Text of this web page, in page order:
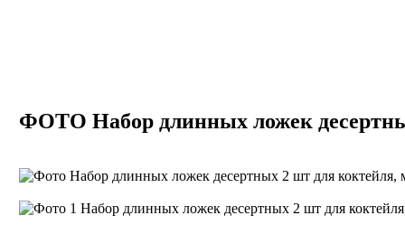
ФОТО Набор длинных ложек